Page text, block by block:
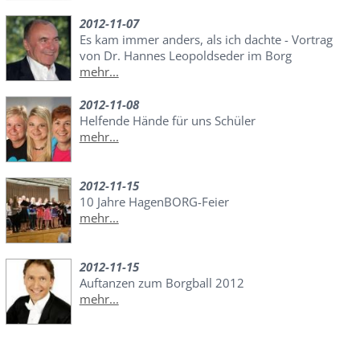
2012-11-07
Es kam immer anders, als ich dachte - Vortrag
von Dr. Hannes Leopoldseder im Borg
mehr...
2012-11-08
Helfende Hände für uns Schüler
mehr...
2012-11-15
10 Jahre HagenBORG-Feier
mehr...
2012-11-15
Auftanzen zum Borgball 2012
mehr...